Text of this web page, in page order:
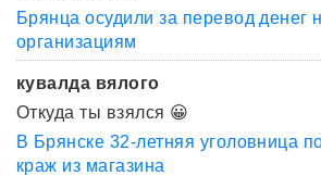
Брянца осудили за перевод денег
организациям
кувалда вялого
Откуда ты взялся 😀
В Брянске 32-летняя уголовница
краж из магазина